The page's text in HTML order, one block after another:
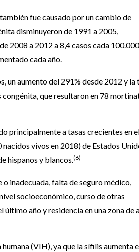
fue causado por un cambio de
disminuyeron de 1991 a 2005,
2008 a 2012 a 8,4 casos cada 100.000
cada año.
un aumento del 291% desde 2012 y la
que resultaron en 78
principalmente a tasas crecientes en
vivos en 2018) de Estados
hispanos y blancos. (6)
inadecuada, falta de seguro médico,
socioeconómico, curso de otras
año y residencia en una zona de
(VIH), ya que la sífilis aumenta